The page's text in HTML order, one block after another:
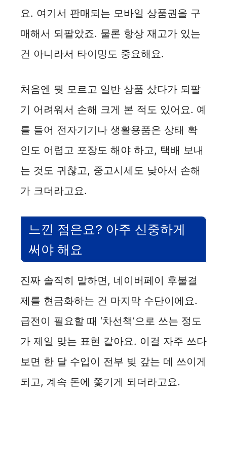
요. 여기서 판매되는 모바일 상품권을 구
매해서 되팔았죠. 물론 항상 재고가 있는
건 아니라서 타이밍도 중요해요.
처음엔 뭣 모르고 일반 상품 샀다가 되팔
기 어려워서 손해 크게 본 적도 있어요. 예
를 들어 전자기기나 생활용품은 상태 확
인도 어렵고 포장도 해야 하고, 택배 보내
는 것도 귀찮고, 중고시세도 낮아서 손해
가 크더라고요.
느낀 점은요? 아주 신중하게
써야 해요
진짜 솔직히 말하면, 네이버페이 후불결
제를 현금화하는 건 마지막 수단이에요.
급전이 필요할 때 ‘차선책’으로 쓰는 정도
가 제일 맞는 표현 같아요. 이걸 자주 쓰다
보면 한 달 수입이 전부 빚 갚는 데 쓰이게
되고, 계속 돈에 쫓기게 되더라고요.